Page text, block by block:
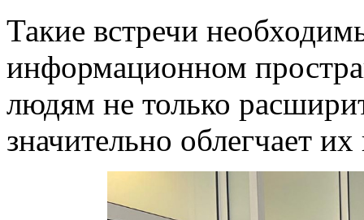
Такие встречи
информационном
людям не только
значительно облегчает